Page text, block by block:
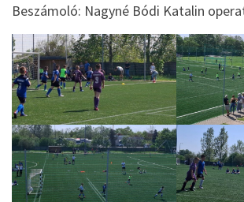
Beszámoló: Nagyné Bódi Katalin